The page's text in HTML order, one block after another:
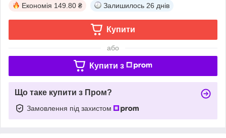
Економія 149.80 ₴ Залишилось 26 днів
Купити
або
Купити з
Що таке купити з Пром?
Замовлення під захистом